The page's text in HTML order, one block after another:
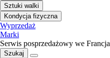
Sztuki walki
Kondycja fizyczna
Wyprzedaż
Marki
Serwis posprzedażowy we Francja
Szukaj